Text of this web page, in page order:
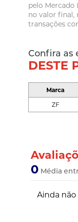
pelo
no valor final,
transações
Confira as
DESTE
Marca
ZF
0 Média
Ainda